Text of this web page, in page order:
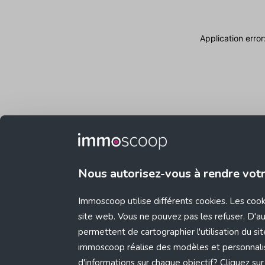
Nous autorisez-vous à rendre
Immoscoop utilise différents cookies. Les
site web. Vous ne pouvez pas les refuser.
permettent de cartographier l'utilisation du
immoscoop réalise des modèles et
d'informations sur chaque objectif? Cliquez
Application